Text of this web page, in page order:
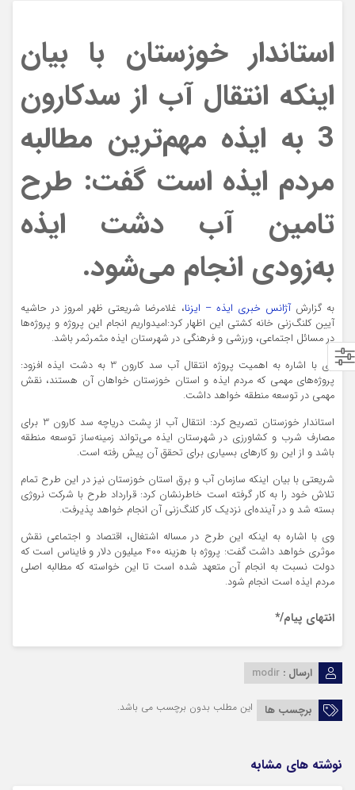
استاندار خوزستان با بیان
اینکه انتقال آب از سدکارون
3 به ایذه مهم‌ترین مطالبه
مردم ایذه است گفت: طرح
تامین آب دشت ایذه
به‌زودی انجام می‌شود.
به گزارشآژانس خبری ایذه – ایزنا، غلامرضا شریعتی ظهر امروز در حاشیه
آیین کلنگ‌زنی خانه کشتی این اظهار کرد:امیدواریم انجام این پروژه و پروژه‌ها
در مسائل اجتماعی، ورزشی و فرهنگی در شهرستان ایذه مثمرثمر باشد.
وی با اشاره به اهمیت پروژه انتقال آب سد کارون 3 به دشت ایذه افزود:
پروژه‌های مهمی که مردم ایذه و استان خوزستان خواهان آن هستند، نقش
مهمی در توسعه منطقه خواهد داشت.
استاندار خوزستان تصریح کرد: انتقال آب از پشت دریاچه سد کارون 3 برای
مصارف شرب و کشاورزی در شهرستان ایذه می‌تواند زمینه‌ساز توسعه منطقه
باشد و از این رو کارهای بسیاری برای تحقق آن پیش رفته است.
شریعتی با بیان اینکه سازمان آب و برق استان خوزستان نیز در این طرح تمام
تلاش خود را به کار گرفته است خاطرنشان کرد: قرارداد طرح با شرکت نروژی
بسته شد و در آینده‌ای نزدیک کار کلنگ‌زنی آن انجام خواهد پذیرفت.
وی با اشاره به اینکه این طرح در مساله اشتغال، اقتصاد و اجتماعی نقش
موثری خواهد داشت گفت: پروژه با هزینه 400 میلیون دلار و فایناس است که
دولت نسبت به انجام آن متعهد شده است تا این خواسته که مطالبه اصلی
مردم ایذه است انجام شود.
انتهای پیام/*
ارسال : modir
برچسب ها این مطلب بدون برچسب می باشد.
نوشته های مشابه